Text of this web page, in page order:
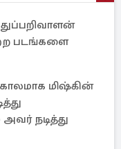
துப்பறிவாளன்
படங்களை
மிஷ்கின்
நடித்து